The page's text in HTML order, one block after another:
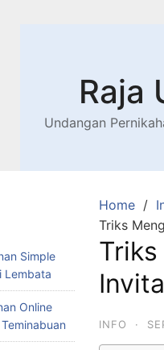
Raja
Undangan
Home
Triks
INFO ·
Simple
Lembata
Online